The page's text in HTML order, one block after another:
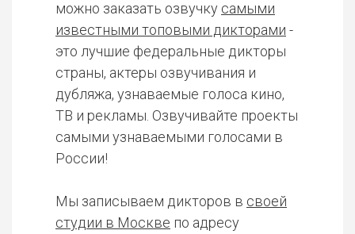
можно заказать озвучку самыми
известными топовыми дикторами -
это лучшие федеральные дикторы
страны, актеры озвучивания и
дубляжа, узнаваемые голоса кино,
ТВ и рекламы. Озвучивайте проекты
самыми узнаваемыми голосами в
России!
Мы записываем дикторов в своей
студии в Москве по адресу